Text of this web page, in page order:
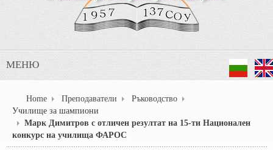
МЕНЮ
Home Преподаватели
Ръководство
Училище за шампиони
Марк Димитров с отличен резултат на 15-ти Национален
конкурс на училища ФАРОС